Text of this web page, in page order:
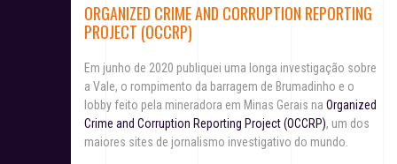
ORGANIZED CRIME AND CORRUPTION REPORTING
PROJECT (OCCRP)
Em junho de 2020 publiquei uma longa investigação sobre
a Vale, o rompimento da barragem de Brumadinho e o
lobby feito pela mineradora em Minas Gerais na Organized
Crime and Corruption Reporting Project (OCCRP), um dos
maiores sites de jornalismo investigativo do mundo.